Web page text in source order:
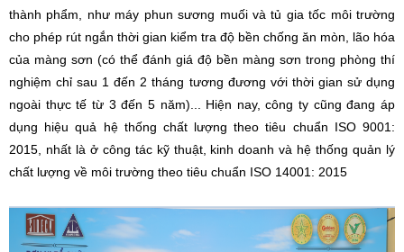
thành phẩm, như máy phun sương muối và tủ gia tốc môi trường
cho phép rút ngắn thời gian kiểm tra độ bền chống ăn mòn, lão hóa
của màng sơn (có thể đánh giá độ bền màng sơn trong phòng thí
nghiệm chỉ sau 1 đến 2 tháng tương đương với thời gian sử dụng
ngoài thực tế từ 3 đến 5 năm)... Hiện nay, công ty cũng đang áp
dụng hiệu quả hệ thống chất lượng theo tiêu chuẩn ISO 9001:
2015, nhất là ở công tác kỹ thuật, kinh doanh và hệ thống quản lý
chất lượng về môi trường theo tiêu chuẩn ISO 14001: 2015